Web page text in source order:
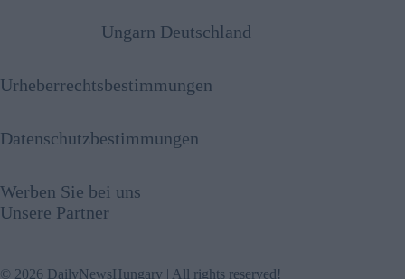
Ungarn Deutschland
Urheberrechtsbestimmungen
Datenschutzbestimmungen
Werben Sie bei uns
Unsere Partner
© 2026 DailyNewsHungary | All rights reserved!